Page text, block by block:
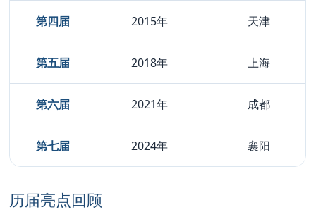
第四届 2015年 天津
第五届 2018年 上海
第六届 2021年 成都
第七届 2024年 襄阳
历届亮点回顾